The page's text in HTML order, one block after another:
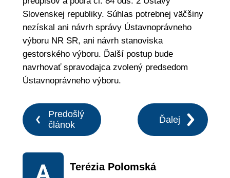
Slovenskej republiky. Súhlas potrebnej väčšiny
nezískal ani návrh správy Ústavnoprávneho
výboru NR SR, ani návrh stanoviska
gestorského výboru. Ďalší postup bude
navrhovať spravodajca zvolený predsedom
Ústavnoprávneho výboru.
Predošlý
článok
Ďalej
Terézia Polomská